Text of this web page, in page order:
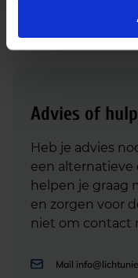
Advies of
Heb je advies
een alternatieve
helpen je graag
en zorgen voor
niet om contact
Mail